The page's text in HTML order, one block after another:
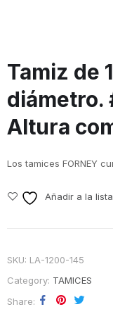
Tamiz de
diámetro.
Altura
Los tamices FORNEY
Añadir a la
SKU: LA-1200-145
Category: TAMICES
Share